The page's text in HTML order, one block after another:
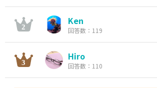
Ken
回答数：119
Hiro
回答数：110